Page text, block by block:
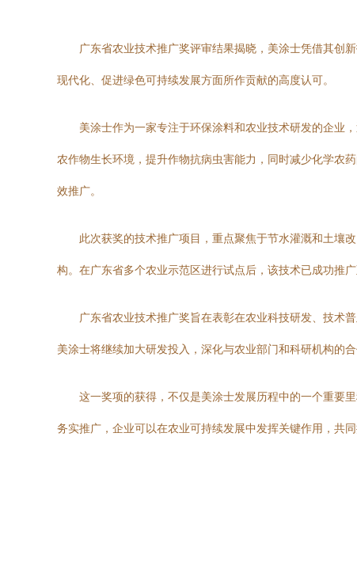
广东省农业技术推广奖评审结果揭晓，美涂士凭借其创
现代化、促进绿色可持续发展方面所作贡献的高度认可。
美涂士作为一家专注于环保涂料和农业技术研发的企业
农作物生长环境，提升作物抗病虫害能力，同时减少化学农
效推广。
此次获奖的技术推广项目，重点聚焦于节水灌溉和土壤
构。在广东省多个农业示范区进行试点后，该技术已成功推
广东省农业技术推广奖旨在表彰在农业科技研发、技术
美涂士将继续加大研发投入，深化与农业部门和科研机构的
这一奖项的获得，不仅是美涂士发展历程中的一个重要
务实推广，企业可以在农业可持续发展中发挥关键作用，共同